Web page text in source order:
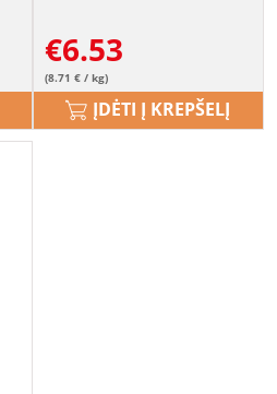
€6.53
(8.71 € / kg)
ĮDĖTI Į KREPŠELĮ